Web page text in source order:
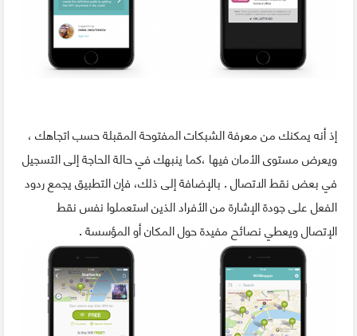
إذ أنه يمكنك من معرفة الشبكات المفتوحة المقبلة حسب اتجاهك ،
ويعرض مستوى الأمان فيها ،كما ينبهك في حالة الحاجة إلى التسجيل
في بعض نقط الاتصال . بالإضافة إلى ذلك، فإن التطبيق يجمع ردود
الفعل على جودة الإشارة من الأفراد الذين استعملوا نفس نقط
الإتصال ويعطي نصائح مفيدة حول المكان أو المؤسسة .